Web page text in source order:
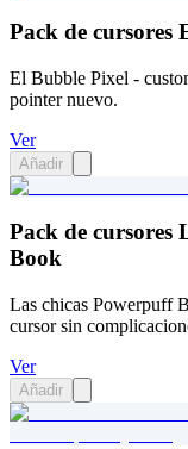
Pack de cursores
El Bubble Pixel -
pointer nuevo.
Ver
Añadir
Pack de cursores
Book
Las chicas Powerpuff
cursor sin
Ver
Añadir